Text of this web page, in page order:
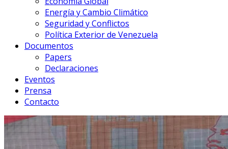
Energía y Cambio Climático
Seguridad y Conflictos
Política Exterior de Venezuela
Documentos
Papers
Declaraciones
Eventos
Prensa
Contacto